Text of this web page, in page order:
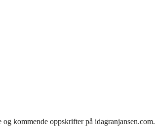
kommende oppskrifter på idagranjansen.com.